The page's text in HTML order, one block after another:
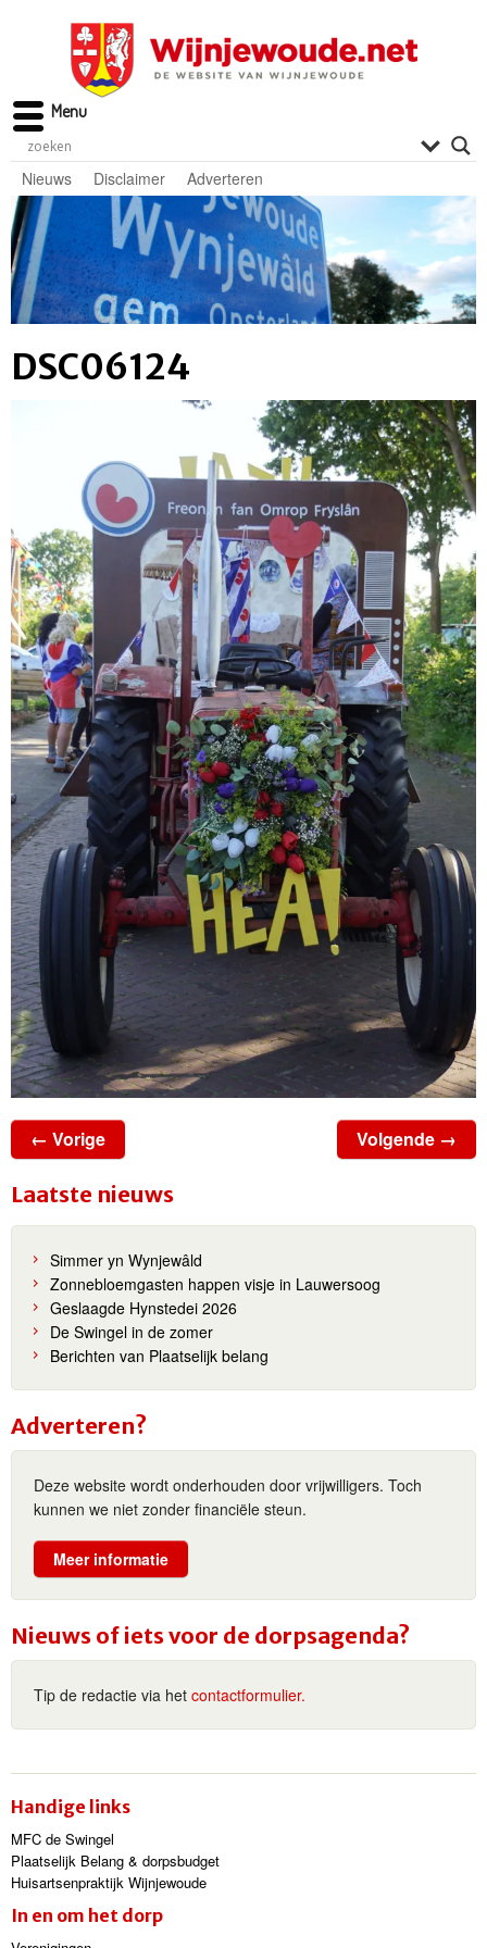
Nieuws Disclaimer Adverteren
DSC06124
← Vorige Volgende →
Laatste nieuws
Simmer yn Wynjewâld
Zonnebloemgasten happen visje in Lauwersoog
Geslaagde Hynstedei 2026
De Swingel in de zomer
Berichten van Plaatselijk belang
Adverteren?
Deze website wordt onderhouden door vrijwilligers. Toch
kunnen we niet zonder financiële steun.
Meer informatie
Nieuws of iets voor de dorpsagenda?
Tip de redactie via het contactformulier.
Handige links
MFC de Swingel
Plaatselijk Belang & dorpsbudget
Huisartsenpraktijk Wijnjewoude
In en om het dorp
Menu